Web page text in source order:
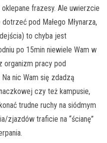
frazesy. Ale uwierzcie
pod Małego Młynarza,
to chyba jest
po 15min niewiele Wam w
organizm pracy pod
nic Wam się zdadzą
czy też kampusie,
trudne ruchy na siódmym
zjazdów traficie na “ścianę”